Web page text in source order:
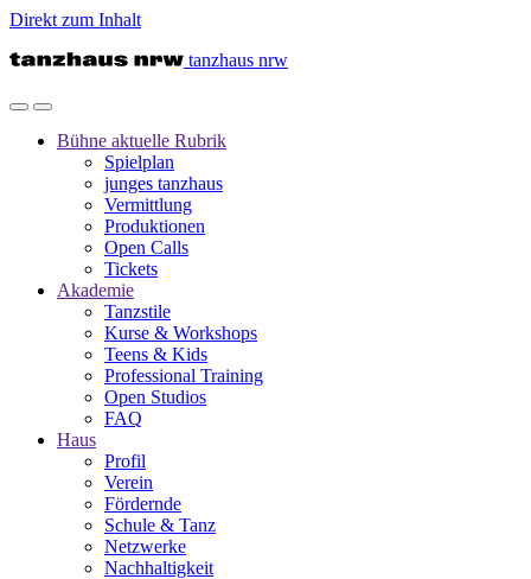
Direkt zum Inhalt
tanzhaus nrw
Bühne aktuelle Rubrik
Spielplan
junges tanzhaus
Vermittlung
Produktionen
Open Calls
Tickets
Akademie
Tanzstile
Kurse & Workshops
Teens & Kids
Professional Training
Open Studios
FAQ
Haus
Profil
Verein
Fördernde
Schule & Tanz
Netzwerke
Nachhaltigkeit